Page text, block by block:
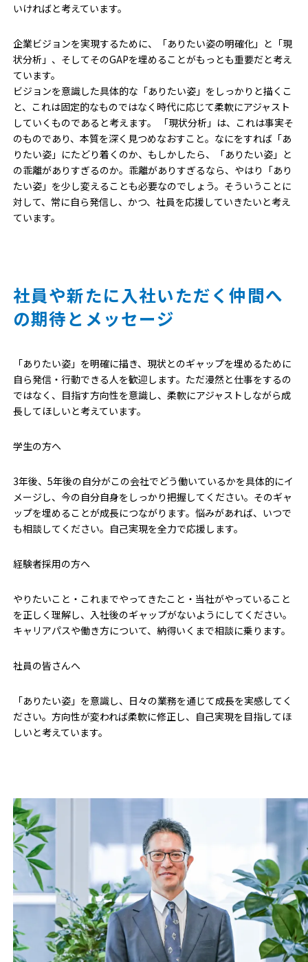
いければと考えています。
企業ビジョンを実現するために、「ありたい姿の明確化」と「現
状分析」、そしてそのGAPを埋めることがもっとも重要だと考え
ています。
ビジョンを意識した具体的な「ありたい姿」をしっかりと描くこ
と、これは固定的なものではなく時代に応じて柔軟にアジャスト
していくものであると考えます。 「現状分析」は、これは事実そ
のものであり、本質を深く見つめなおすこと。なにをすれば「あ
りたい姿」にたどり着くのか、もしかしたら、「ありたい姿」と
の乖離がありすぎるのか。乖離がありすぎるなら、やはり「あり
たい姿」を少し変えることも必要なのでしょう。そういうことに
対して、常に自ら発信し、かつ、社員を応援していきたいと考え
ています。
社員や新たに入社いただく仲間へ
の期待とメッセージ
「ありたい姿」を明確に描き、現状とのギャップを埋めるために
自ら発信・行動できる人を歓迎します。ただ漫然と仕事をするの
ではなく、目指す方向性を意識し、柔軟にアジャストしながら成
長してほしいと考えています。
学生の方へ
3年後、5年後の自分がこの会社でどう働いているかを具体的にイ
メージし、今の自分自身をしっかり把握してください。そのギャ
ップを埋めることが成長につながります。悩みがあれば、いつで
も相談してください。自己実現を全力で応援します。
経験者採用の方へ
やりたいこと・これまでやってきたこと・当社がやっていること
を正しく理解し、入社後のギャップがないようにしてください。
キャリアパスや働き方について、納得いくまで相談に乗ります。
社員の皆さんへ
「ありたい姿」を意識し、日々の業務を通じて成長を実感してく
ださい。方向性が変われば柔軟に修正し、自己実現を目指してほ
しいと考えています。